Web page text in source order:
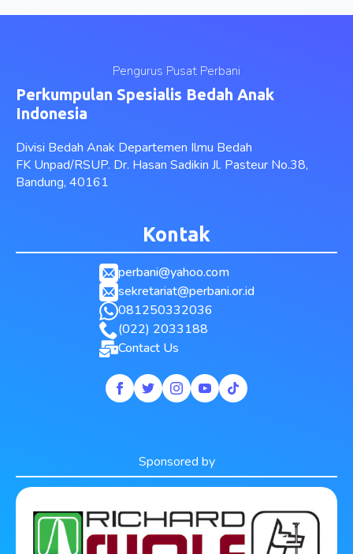
Pengurus Pusat Perbani
Perkumpulan Spesialis Bedah Anak
Indonesia
Divisi Bedah Anak Departemen Ilmu Bedah
FK Unpad/RSUP. Dr. Hasan Sadikin Jl. Pasteur No.38,
Bandung, 40161
Kontak
perbani@yahoo.com
sekretariat@perbani.or.id
081250332036
(022) 2033188
Contact Us
Sponsored by